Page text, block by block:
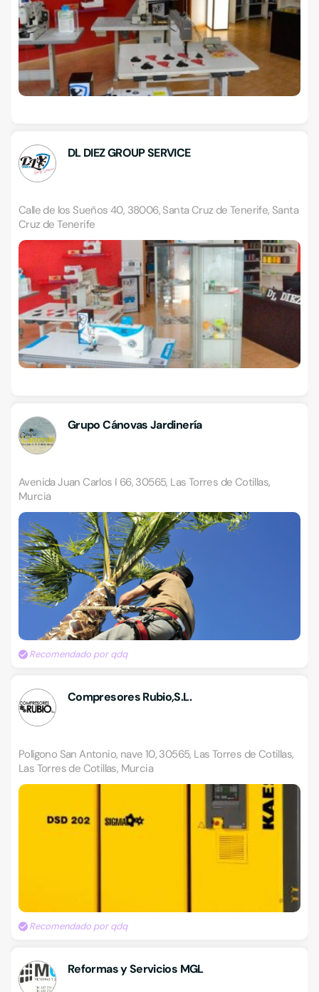
DL DIEZ GROUP SERVICE
Calle de los Sueños 40, 38006, Santa Cruz de Tenerife, Santa
Cruz de Tenerife
Grupo Cánovas Jardinería
Avenida Juan Carlos I 66, 30565, Las Torres de Cotillas,
Murcia
Recomendado por qdq
Compresores Rubio,S.L.
Polígono San Antonio, nave 10, 30565, Las Torres de Cotillas,
Las Torres de Cotillas, Murcia
Recomendado por qdq
Reformas y Servicios MGL